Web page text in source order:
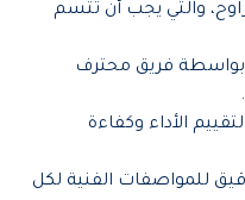
والتي يجب أن تتسم
بواسطة فريق محترف
الأداء وكفاءة
للمواصفات الفنية لكل